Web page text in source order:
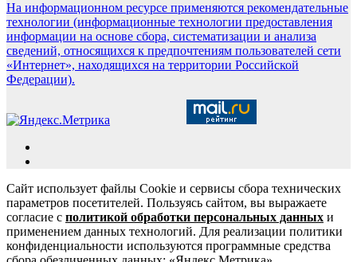
На информационном ресурсе применяются рекомендательные
технологии (информационные технологии предоставления
информации на основе сбора, систематизации и анализа
сведений, относящихся к предпочтениям пользователей сети
«Интернет», находящихся на территории Российской
Федерации).
Сайт использует файлы Cookie и сервисы сбора технических
параметров посетителей. Пользуясь сайтом, вы выражаете
согласие с политикой обработки персональных данных и
применением данных технологий. Для реализации политики
конфиденциальности используются программные средства